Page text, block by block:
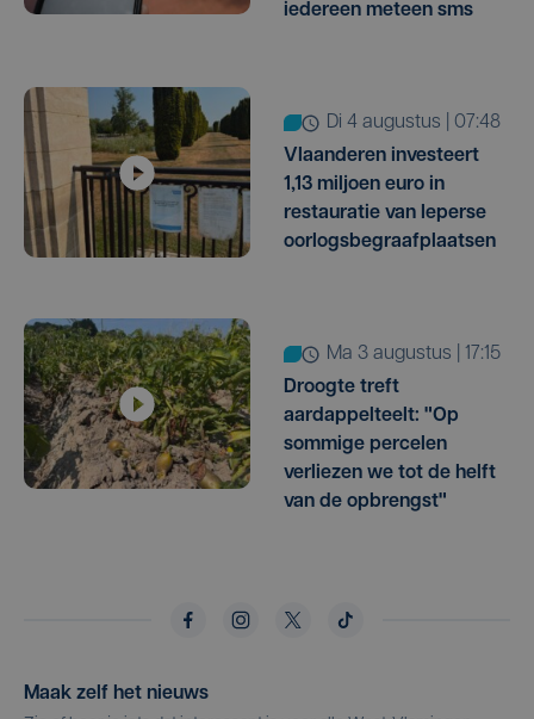
iedereen meteen sms
di 4 augustus | 07:48
Vlaanderen investeert
1,13 miljoen euro in
restauratie van Ieperse
oorlogsbegraafplaatsen
ma 3 augustus | 17:15
Droogte treft
aardappelteelt: "Op
sommige percelen
verliezen we tot de helft
van de opbrengst"
Maak zelf het nieuws